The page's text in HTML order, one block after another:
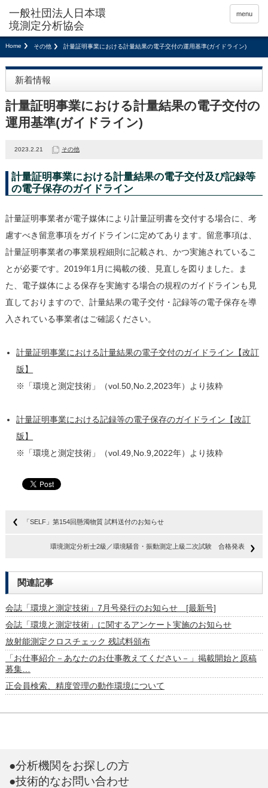
menu
Home その他 計量証明事業における計量結果の電子交付の運用基準(ガイドライン)
新着情報
計量証明事業における計量結果の電子交付の
運用基準(ガイドライン)
2023.2.21 その他
計量証明事業における計量結果の電子交付及び記録等
の電子保存のガイドライン
計量証明事業者が電子媒体により計量証明書を交付する場合に、考
慮すべき留意事項をガイドラインに定めてあります。留意事項は、
計量証明事業者の事業規程細則に記載され、かつ実施されているこ
とが必要です。2019年1月に掲載の後、見直しを図りました。ま
た、電子媒体による保存を実施する場合の規程のガイドラインも見
直しておりますので、計量結果の電子交付・記録等の電子保存を導
入されている事業者はご確認ください。
計量証明事業における計量結果の電子交付のガイドライン【改訂
版】
※「環境と測定技術」（vol.50,No.2,2023年）より抜粋
計量証明事業における記録等の電子保存のガイドライン【改訂
版】
※「環境と測定技術」（vol.49,No.9,2022年）より抜粋
「SELF」第154回懸濁物質 試料送付のお知らせ
環境測定分析士2級／環境騒音・振動測定上級二次試験 合格発表
関連記事
会誌「環境と測定技術」7月号発行のお知らせ [最新号]
会誌「環境と測定技術」に関するアンケート実施のお知らせ
放射能測定クロスチェック 残試料頒布
「お仕事紹介－あなたのお仕事教えてください－」掲載開始と原稿
募集…
正会員検索、精度管理の動作環境について
●分析機関をお探しの方
●技術的なお問い合わせ